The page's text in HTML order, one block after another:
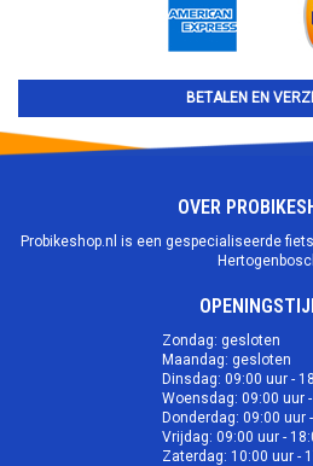
BETALEN EN
OVER
Probikeshop.nl is een gespecialiseerde
Zondag: gesloten
Maandag: gesloten
Dinsdag: 09:00 uur -
Woensdag: 09:00 uur
Donderdag: 09:00 uur
Vrijdag: 09:00 uur -
Zaterdag: 10:00 uur -